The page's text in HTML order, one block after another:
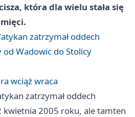
która dla wielu stała się
zatrzymał oddech
od Wadowic do Stolicy
wciąż wraca
zatrzymał oddech
kwietnia 2005 roku, ale tamten